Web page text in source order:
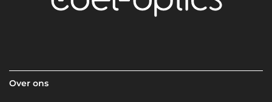
Over ons